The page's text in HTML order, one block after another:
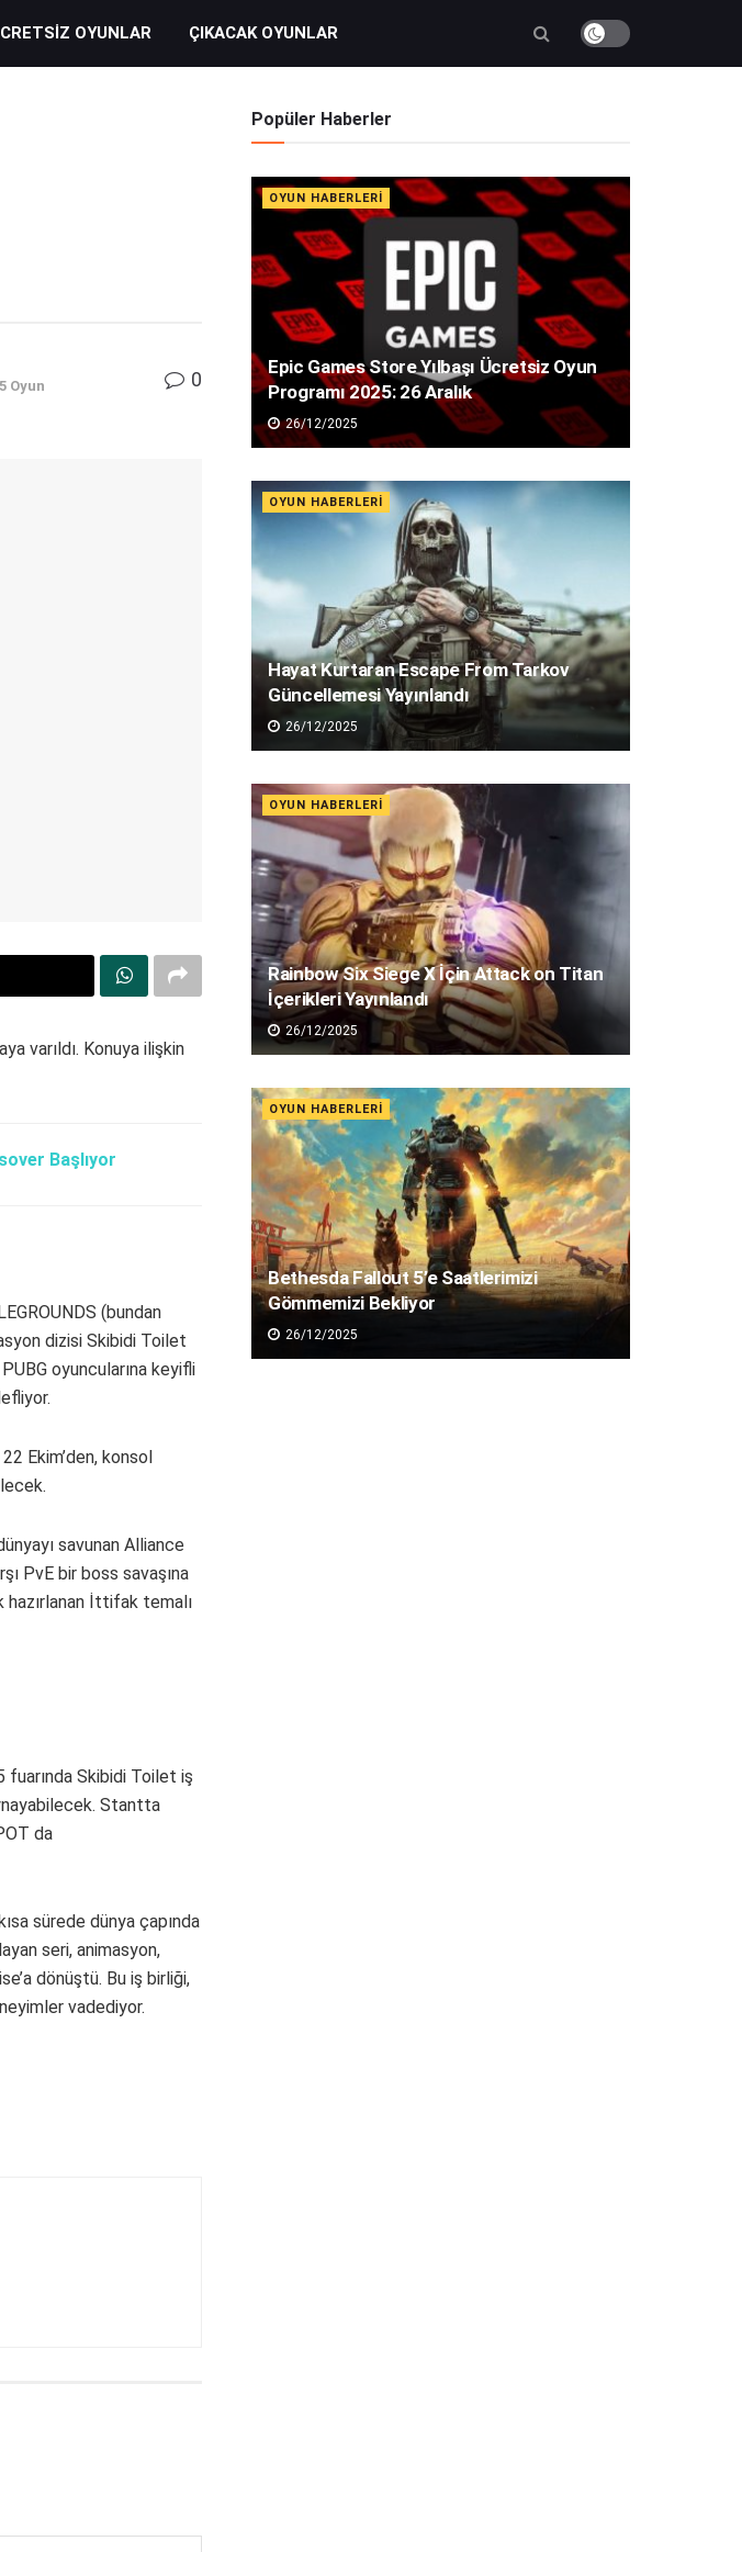
OYUNLAR ÇIKACAK OYUNLAR
Oyun
0
varıldı. Konuya ilişkin
Başlıyor
(bundan
dizisi Skibidi Toilet
oyuncularına keyifli
Ekim’den, konsol
savunan Alliance
PvE bir boss savaşına
hazırlanan İttifak temalı
fuarında Skibidi Toilet iş
Stantta
da
sürede dünya çapında
seri, animasyon,
dönüştü. Bu iş birliği,
vadediyor.
Popüler Haberler
OYUN HABERLERI
Epic Games Store Yılbaşı Ücretsiz Oyun
Programı 2025: 26 Aralık
26/12/2025
OYUN HABERLERI
Hayat Kurtaran Escape From Tarkov
Güncellemesi Yayınlandı
26/12/2025
OYUN HABERLERI
Rainbow Six Siege X İçin Attack on Titan
İçerikleri Yayınlandı
26/12/2025
OYUN HABERLERI
Bethesda Fallout 5’e Saatlerimizi
Gömmemizi Bekliyor
26/12/2025